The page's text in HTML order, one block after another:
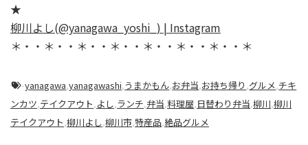
★
柳川よし(@yanagawa_yoshi_) | Instagram
＊・・＊・・＊・・＊・・＊・・＊・・＊・・＊
-yanagawa,yanagawashi,うまかもん,お弁当,お持ち帰り ,グルメ,チキ
ンカツ,テイクアウト,よし,ランチ,弁当,料理屋,日替わり弁当,柳川,柳川
テイクアウト,柳川よし,柳川市,特産品,絶品グルメ